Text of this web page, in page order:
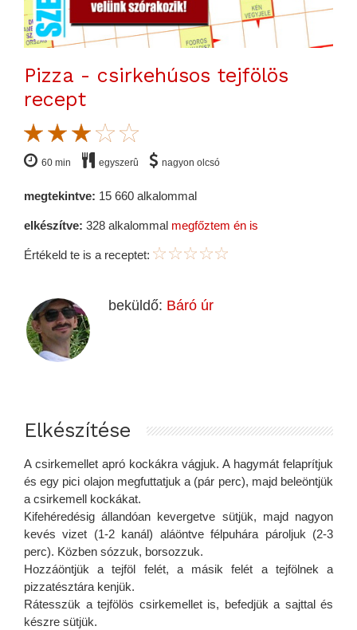
Pizza - csirkehúsos tejfölös
recept
60 min egyszerû nagyon olcsó
megtekintve: 15 660 alkalommal
elkészítve: 328 alkalommal megfőztem én is
Értékeld te is a receptet:
beküldő: Báró úr
Elkészítése
A csirkemellet apró kockákra vágjuk. A hagymát felaprítjuk
és egy pici olajon megfuttatjuk a (pár perc), majd beleöntjük
a csirkemell kockákat.
Kifehéredésig állandóan kevergetve sütjük, majd nagyon
kevés vizet (1-2 kanál) aláöntve félpuhára pároljuk (2-3
perc). Közben sózzuk, borsozzuk.
Hozzáöntjük a tejföl felét, a másik felét a tejfölnek a
pizzatésztára kenjük.
Rátesszük a tejfölös csirkemellet is, befedjük a sajttal és
készre sütjük.